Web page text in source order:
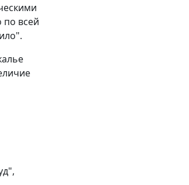
по всей